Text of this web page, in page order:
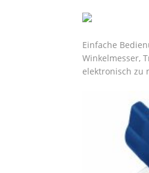
Einfache
Winkelmesser,
elektronisch zu